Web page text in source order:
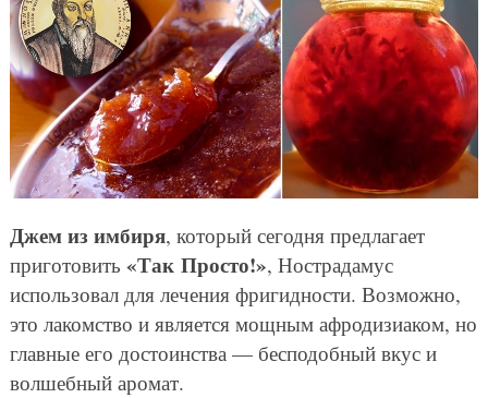
Джем из имбиря, который сегодня предлагает
приготовить «Так Просто!», Нострадамус
использовал для лечения фригидности. Возможно,
это лакомство и является мощным афродизиаком, но
главные его достоинства — бесподобный вкус и
волшебный аромат.